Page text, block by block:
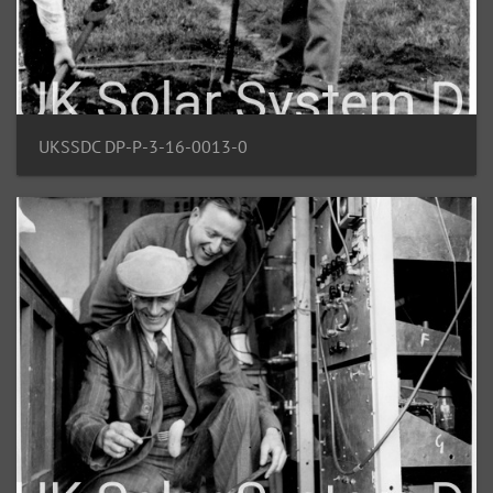
UKSSDC DP-P-3-16-0013-0